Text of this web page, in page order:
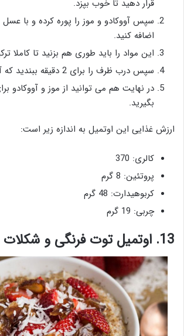
قرار دهید تا خوب بپزد.
سپس آووکادو و موز را پوره کرده و با
اضافه کنید.
این مواد را باید طوری هم بزنید تا کاملا
سپس درب ظرف را برای 2 دقیقه ببندید که آماده خوردن شود.
در نهایت هم می توانید از موز و آووکادو
بگیرید.
ارزش غذایی این اوتمیل به اندازه زیر است:
کالری: 370
پروتئین: 8 گرم
کربوهیدارت: 48 گرم
چربی: 19 گرم
13. اوتمیل توت فرنگی و شکلات